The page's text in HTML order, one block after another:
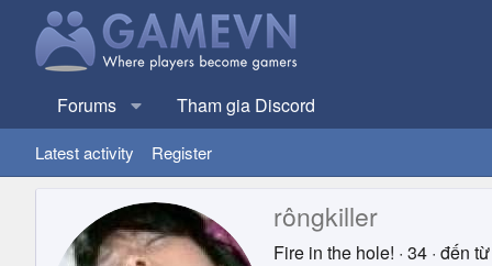
Forums Tham gia Discord
Latest activity Register
rôngkiller
Fire in the hole! · 34 · đến từ